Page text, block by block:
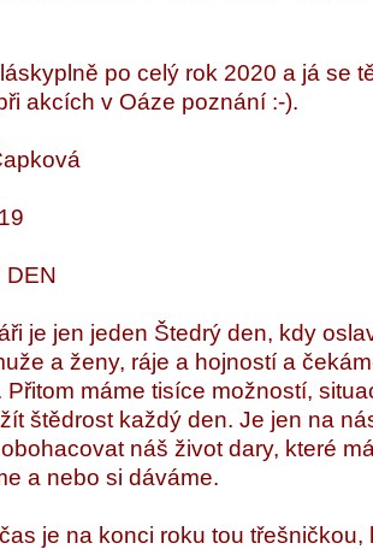
po celý rok 2020 a já se
akcích v Oáze poznání :-).
DEN
je jen jeden Štedrý den, kdy
a ženy, ráje a hojností a
Přitom máme tisíce možností,
štědrost každý den. Je jen na
náš život dary, které
a nebo si dáváme.
je na konci roku tou